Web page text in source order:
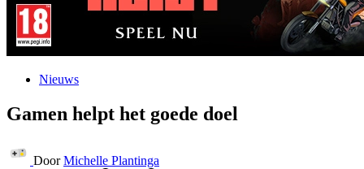
Nieuws
Gamen helpt het goede doel
Door Michelle Plantinga